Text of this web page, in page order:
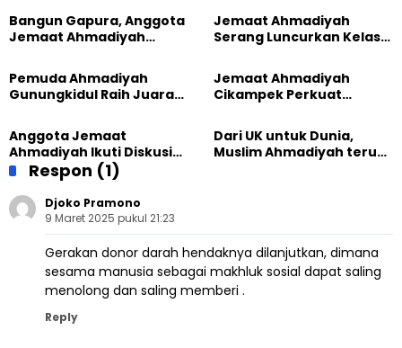
Bangun Gapura, Anggota
Jemaat Ahmadiyah
Sambut HUT RI ke-81
Jemaat Ahmadiyah
Serang Luncurkan Kelas
Generasi Unggul
Pemuda Ahmadiyah
Gunungkidul Raih Juara
Jemaat Ahmadiyah
Cikampek Perkuat
Lewat Pengajian
Gabungan
Anggota Jemaat
Ahmadiyah Ikuti Diskusi
Pluralisme di Yogyakarta
Dari UK untuk Dunia,
Muslim Ahmadiyah terus
Respon (1)
Djoko Pramono
9 Maret 2025 pukul 21:23
Gerakan donor darah hendaknya dilanjutkan, dimana
sesama manusia sebagai makhluk sosial dapat saling
menolong dan saling memberi .
Reply